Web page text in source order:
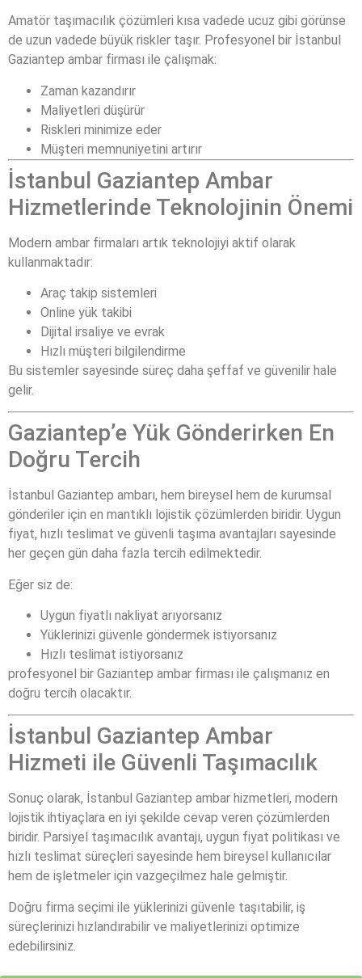
Amatör taşımacılık çözümleri kısa vadede ucuz gibi görünse
de uzun vadede büyük riskler taşır. Profesyonel bir İstanbul
Gaziantep ambar firması ile çalışmak:
Zaman kazandırır
Maliyetleri düşürür
Riskleri minimize eder
Müşteri memnuniyetini artırır
İstanbul Gaziantep Ambar
Hizmetlerinde Teknolojinin Önemi
Modern ambar firmaları artık teknolojiyi aktif olarak
kullanmaktadır:
Araç takip sistemleri
Online yük takibi
Dijital irsaliye ve evrak
Hızlı müşteri bilgilendirme
Bu sistemler sayesinde süreç daha şeffaf ve güvenilir hale
gelir.
Gaziantep’e Yük Gönderirken En
Doğru Tercih
İstanbul Gaziantep ambarı, hem bireysel hem de kurumsal
gönderiler için en mantıklı lojistik çözümlerden biridir. Uygun
fiyat, hızlı teslimat ve güvenli taşıma avantajları sayesinde
her geçen gün daha fazla tercih edilmektedir.
Eğer siz de:
Uygun fiyatlı nakliyat arıyorsanız
Yüklerinizi güvenle göndermek istiyorsanız
Hızlı teslimat istiyorsanız
profesyonel bir Gaziantep ambar firması ile çalışmanız en
doğru tercih olacaktır.
İstanbul Gaziantep Ambar
Hizmeti ile Güvenli Taşımacılık
Sonuç olarak, İstanbul Gaziantep ambar hizmetleri, modern
lojistik ihtiyaçlara en iyi şekilde cevap veren çözümlerden
biridir. Parsiyel taşımacılık avantajı, uygun fiyat politikası ve
hızlı teslimat süreçleri sayesinde hem bireysel kullanıcılar
hem de işletmeler için vazgeçilmez hale gelmiştir.
Doğru firma seçimi ile yüklerinizi güvenle taşıtabilir, iş
süreçlerinizi hızlandırabilir ve maliyetlerinizi optimize
edebilirsiniz.